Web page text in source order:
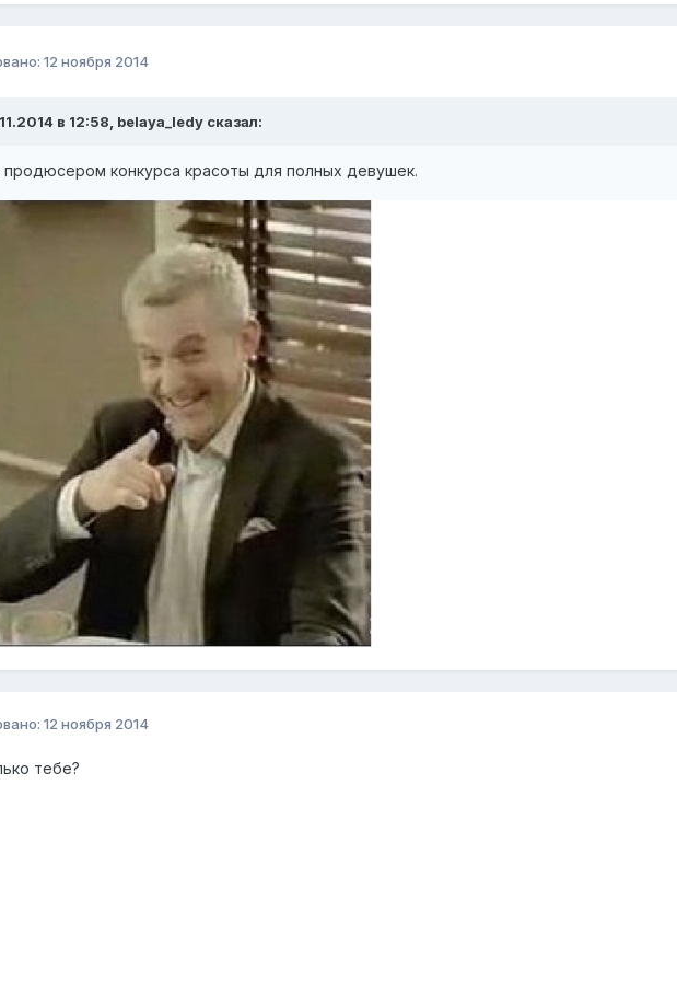
12 ноября 2014
в 12:58, belaya_ledy сказал:
продюсером конкурса красоты для полных девушек.
12 ноября 2014
тебе?